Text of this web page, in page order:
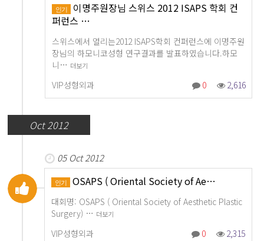
인기 이명주원장님 스위스 2012 ISAPS 학회 컨
퍼런스 …
스위스에서 열리는2012 ISAPS학회 컨퍼런스에 이명주원
장님의 하모니코성형 연구결과를 발표하였습니다.하모
니… 더보기
VIP성형외과 0 2,616
Oct 2012
05 Oct 2012
인기 OSAPS ( Oriental Society of Ae…
대회명: OSAPS ( Oriental Society of Aesthetic Plastic
Surgery) … 더보기
VIP성형외과 0 2,315